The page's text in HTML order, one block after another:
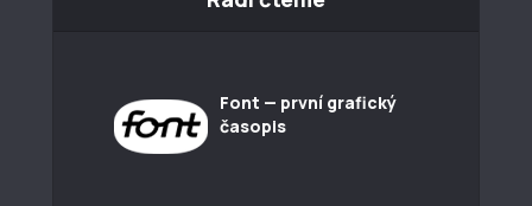
Font — první grafický
časopis